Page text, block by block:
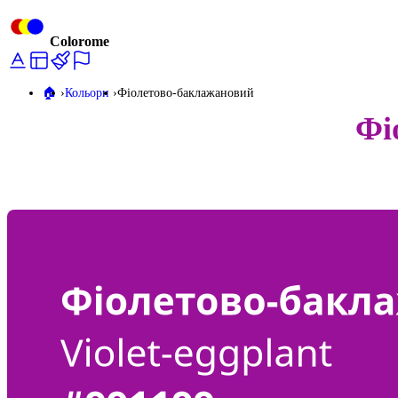
Colorome
🏠️ Кольори Фіолетово-баклажановий